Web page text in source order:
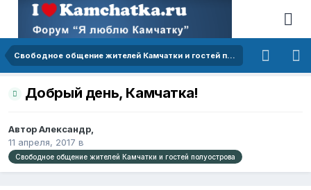
Свободное общение жителей Камчатки и гостей полуострова
Добрый день, Камчатка!
Автор Александр,
11 апреля, 2017 в
Свободное общение жителей Камчатки и гостей полуострова